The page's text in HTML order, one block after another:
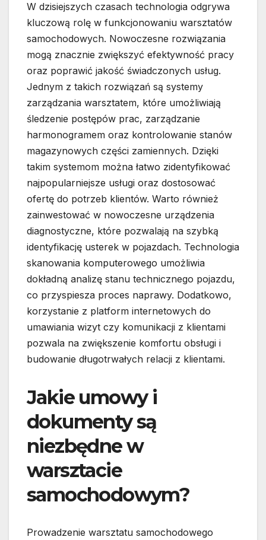
W dzisiejszych czasach technologia odgrywa
kluczową rolę w funkcjonowaniu warsztatów
samochodowych. Nowoczesne rozwiązania
mogą znacznie zwiększyć efektywność pracy
oraz poprawić jakość świadczonych usług.
Jednym z takich rozwiązań są systemy
zarządzania warsztatem, które umożliwiają
śledzenie postępów prac, zarządzanie
harmonogramem oraz kontrolowanie stanów
magazynowych części zamiennych. Dzięki
takim systemom można łatwo zidentyfikować
najpopularniejsze usługi oraz dostosować
ofertę do potrzeb klientów. Warto również
zainwestować w nowoczesne urządzenia
diagnostyczne, które pozwalają na szybką
identyfikację usterek w pojazdach. Technologia
skanowania komputerowego umożliwia
dokładną analizę stanu technicznego pojazdu,
co przyspiesza proces naprawy. Dodatkowo,
korzystanie z platform internetowych do
umawiania wizyt czy komunikacji z klientami
pozwala na zwiększenie komfortu obsługi i
budowanie długotrwałych relacji z klientami.
Jakie umowy i
dokumenty są
niezbędne w
warsztacie
samochodowym?
Prowadzenie warsztatu samochodowego